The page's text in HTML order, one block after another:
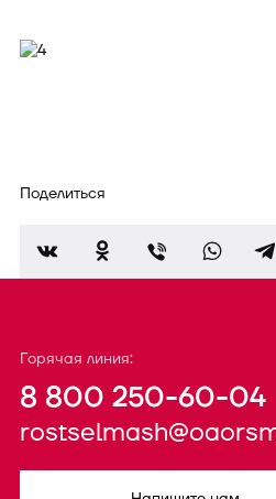
Поделиться
Горячая линия:
8 800 250-60-04